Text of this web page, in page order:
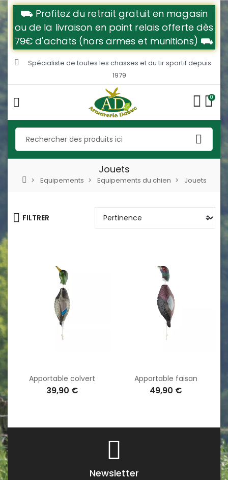
⛟ Profitez du retrait gratuit en magasin
ou de la livraison en point relais offerte dès
79€ d'achats (hors armes et munitions) ⛟
Spécialiste de toutes les chasses et du tir sportif depuis
1979
0
Jouets
Equipements Equipements du chien Jouets
FILTRER
Apportable colvert
39,90 €
Apportable faisan
49,90 €
Newsletter